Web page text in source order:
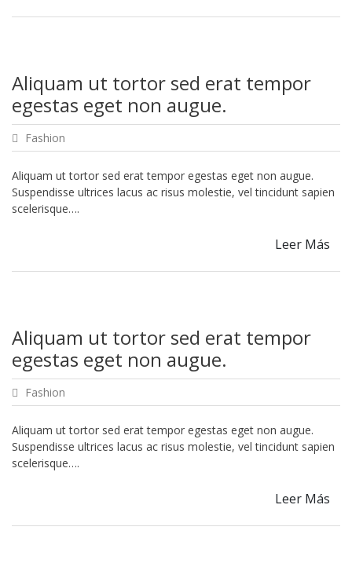
Aliquam ut tortor sed erat tempor
egestas eget non augue.
Fashion
Aliquam ut tortor sed erat tempor egestas eget non augue.
Suspendisse ultrices lacus ac risus molestie, vel tincidunt sapien
scelerisque….
Leer Más
Aliquam ut tortor sed erat tempor
egestas eget non augue.
Fashion
Aliquam ut tortor sed erat tempor egestas eget non augue.
Suspendisse ultrices lacus ac risus molestie, vel tincidunt sapien
scelerisque….
Leer Más